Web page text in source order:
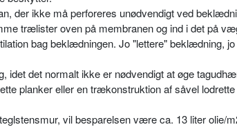
der ikke må perforeres unødvendigt ved
trælister oven på membranen og ind i det på
bag beklædningen. Jo "lettere" beklædning,
idet det normalt ikke er nødvendigt at øge
planker eller en trækonstruktion af såvel
vil besparelsen være ca. 13 liter olie/